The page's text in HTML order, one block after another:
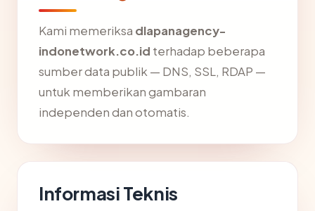
Kami memeriksa dlapanagency-
indonetwork.co.id terhadap beberapa
sumber data publik — DNS, SSL, RDAP —
untuk memberikan gambaran
independen dan otomatis.
Informasi Teknis